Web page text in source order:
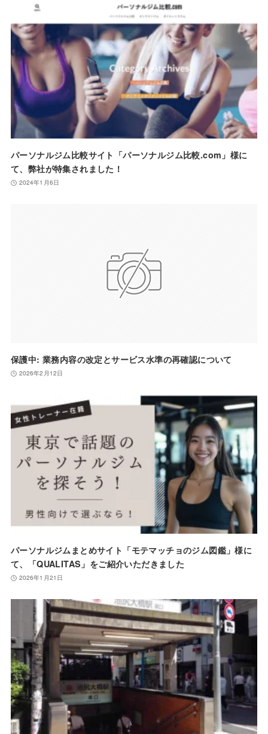
パーソナルジム比較サイト「パーソナルジム比較.com」様に
て、弊社が特集されました！
2024年1月6日
保護中: 業務内容の改定とサービス水準の再確認について
2026年2月12日
パーソナルジムまとめサイト「モテマッチョのジム図鑑」様に
て、「QUALITAS」をご紹介いただきました
2026年1月21日